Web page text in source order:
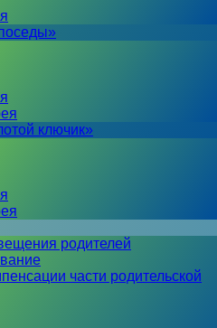
ключик»
родителей
части родительской